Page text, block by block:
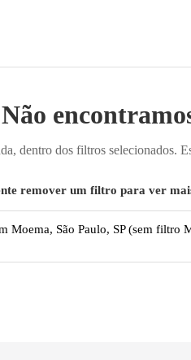
dentro dos filtros selecionados.
remover um filtro para ver
Moema, São Paulo, SP(sem filtro